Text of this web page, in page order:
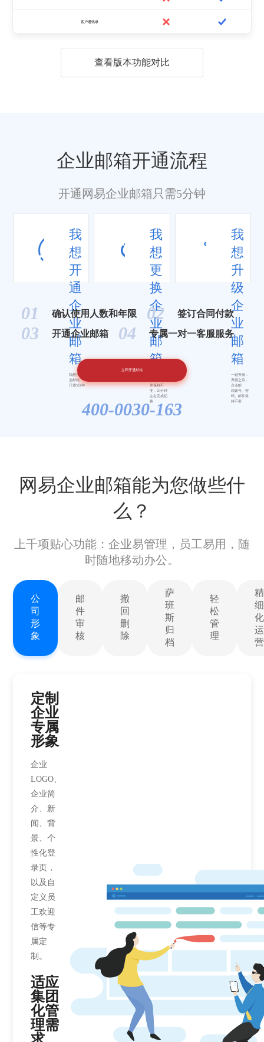
客户通讯录
查看版本功能对比
企业邮箱开通流程
开通网易企业邮箱只需5分钟
我
想
开
通
企
业
邮
箱
我想开通企
业邮箱
只需5分钟
我
想
更
换
企
业
邮
箱
件保持不
变，20分钟
左右完成切
换
我
想
升
级
企
业
邮
箱
一键升级，
升级之后，
企业邮
箱账号、密
码、邮件保
持不变
01 确认使用人数和年限 02 签订合同付款
03 开通企业邮箱 04 专属一对一客服服务
立即开通邮箱
400-0030-163
网易企业邮箱能为您做些什
么？
上千项贴心功能：企业易管理，员工易用，随
时随地移动办公。
公
司
形
象
邮
件
审
核
撤
回
删
除
萨
班
斯
归
档
轻
松
管
理
精
细
化
运
营
定制
企业
专属
形象
企业
LOGO、
企业简
介、新
闻、背
景、个
性化登
录页，
以及自
定义员
工欢迎
信等专
属定
制。
适应
集团
化管
理需
求